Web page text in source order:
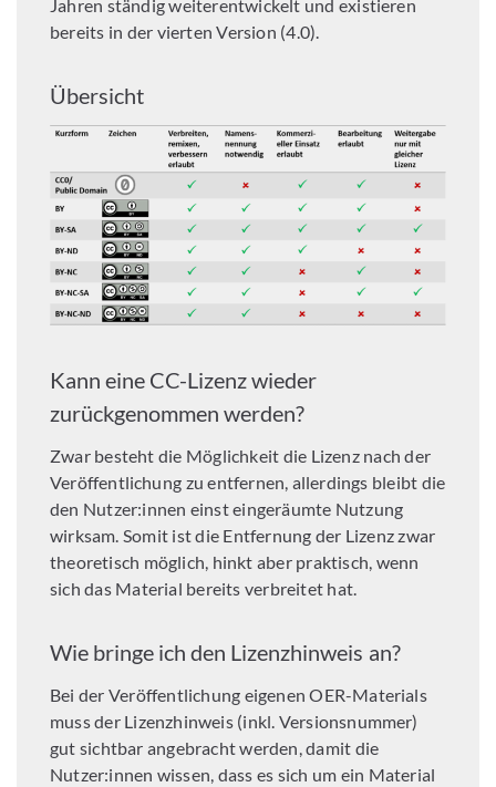
Jahren ständig weiterentwickelt und existieren
bereits in der vierten Version (4.0).
Übersicht
Kann eine CC-Lizenz wieder
zurückgenommen werden?
Zwar besteht die Möglichkeit die Lizenz nach der
Veröffentlichung zu entfernen, allerdings bleibt die
den Nutzer:innen einst eingeräumte Nutzung
wirksam. Somit ist die Entfernung der Lizenz zwar
theoretisch möglich, hinkt aber praktisch, wenn
sich das Material bereits verbreitet hat.
Wie bringe ich den Lizenzhinweis an?
Bei der Veröffentlichung eigenen OER-Materials
muss der Lizenzhinweis (inkl. Versionsnummer)
gut sichtbar angebracht werden, damit die
Nutzer:innen wissen, dass es sich um ein Material